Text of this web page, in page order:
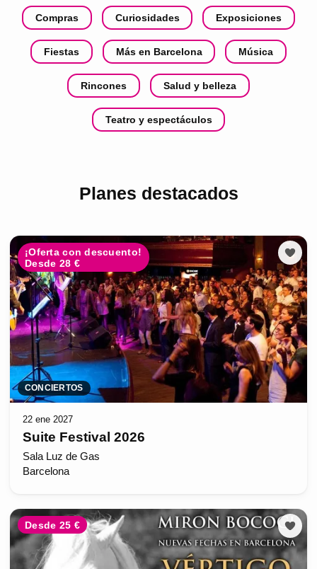
Compras Curiosidades Exposiciones
Fiestas Más en Barcelona Música
Rincones Salud y belleza
Teatro y espectáculos
Planes destacados
¡Oferta con descuento!
Desde 28 €
CONCIERTOS
22 ene 2027
Suite Festival 2026
Sala Luz de Gas
Barcelona
Desde 25 €